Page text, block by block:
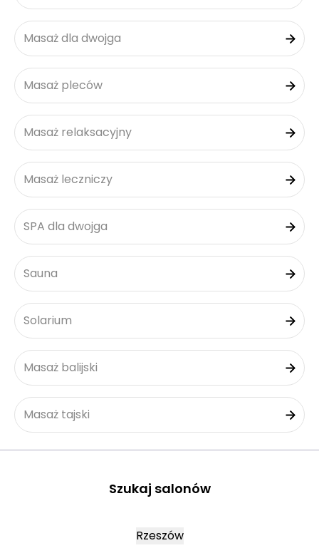
Masaż dla dwojga
Masaż pleców
Masaż relaksacyjny
Masaż leczniczy
SPA dla dwojga
Sauna
Solarium
Masaż balijski
Masaż tajski
Szukaj salonów
Rzeszów